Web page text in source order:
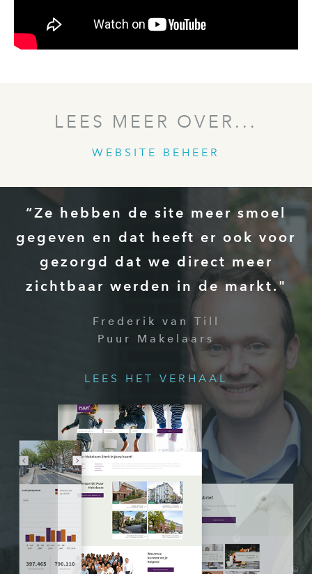
LEES MEER OVER...
WEBSITE BEHEER
“Ze hebben de site meer smoel
gegeven en dat heeft er ook voor
gezorgd dat we direct meer
zichtbaar werden in de markt."
Frederik van Till
Puur Makelaars
LEES HET VERHAAL